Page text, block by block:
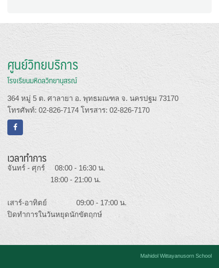
ศูนย์วิทยบริการ
โรงเรียนมหิดลวิทยานุสรณ์
364 หมู่ 5 ต. ศาลายา อ. พุทธมณฑล จ. นครปฐม 73170
โทรศัพท์: 02-826-7174 โทรสาร: 02-826-7170
เวลาทำการ
จันทร์ - ศุกร์ 08:00 - 16:30 น.
18:00 - 21:00 น.
เสาร์-อาทิตย์ 09:00 - 17:00 น.
ปิดทำการในวันหยุดนักขัตฤกษ์
Mahidol Wittayanusorn School